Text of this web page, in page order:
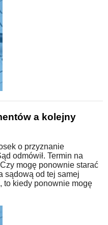
a kolejny
o przyznanie
odmówił. Termin na
mogę ponownie starać
sądową od tej samej
to kiedy ponownie mogę